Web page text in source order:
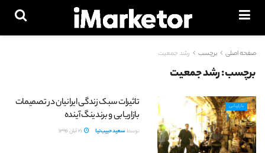
صفحه اصلی برچسب رشد جمعیت
برچسب:رشد جمعیت
بازاریابی
تاثیرات سبک زندگی ایرانیان در تصمیمات
بازاریابی و برندینگ آینده
توسط سعید حبیب‌نیا 21 آبان 1396